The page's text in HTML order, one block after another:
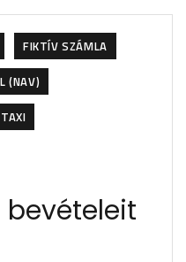
FIKTÍV SZÁMLA
(NAV)
TAXI
bevételeit